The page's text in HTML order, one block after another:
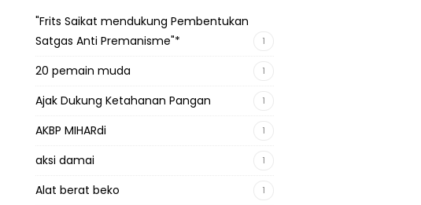
"Frits Saikat mendukung Pembentukan
Satgas Anti Premanisme"*
1
20 pemain muda 1
Ajak Dukung Ketahanan Pangan 1
AKBP MIHARdi 1
aksi damai 1
Alat berat beko 1